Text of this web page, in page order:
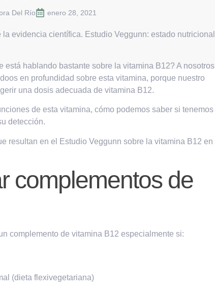
Del Río enero 28, 2021
la evidencia científica. Estudio Veggunn: estado nutricional
hablando bastante sobre la vitamina B12? A nosotros
en profundidad sobre esta vitamina, porque nuestro
una dosis adecuada de vitamina B12.
de esta vitamina, cómo podemos saber si tenemos
detección.
resultan en el Estudio Veggunn sobre la vitamina B12 en
complementos de
complemento de vitamina B12 especialmente si:
(dieta flexivegetariana)